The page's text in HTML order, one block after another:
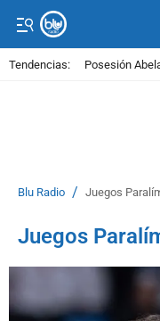
Tendencias: Posesión
Blu Radio / Juegos
Juegos